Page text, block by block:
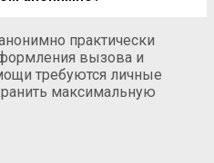
практически
вызова и
требуются личные
максимальную